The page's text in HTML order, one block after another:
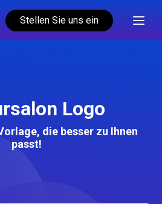
Stellen Sie uns ein
Logo
die besser zu Ihnen
passt!